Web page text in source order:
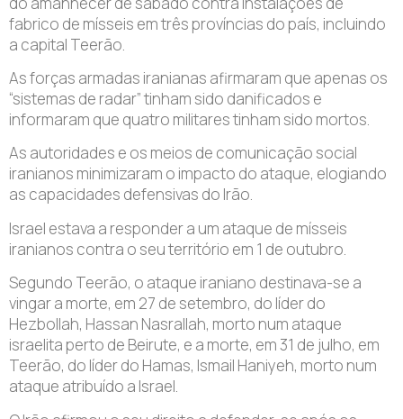
fabrico de mísseis em três províncias do país, incluindo
a capital Teerão.
As forças armadas iranianas afirmaram que apenas os
“sistemas de radar” tinham sido danificados e
informaram que quatro militares tinham sido mortos.
As autoridades e os meios de comunicação social
iranianos minimizaram o impacto do ataque, elogiando
as capacidades defensivas do Irão.
Israel estava a responder a um ataque de mísseis
iranianos contra o seu território em 1 de outubro.
Segundo Teerão, o ataque iraniano destinava-se a
vingar a morte, em 27 de setembro, do líder do
Hezbollah, Hassan Nasrallah, morto num ataque
israelita perto de Beirute, e a morte, em 31 de julho, em
Teerão, do líder do Hamas, Ismail Haniyeh, morto num
ataque atribuído a Israel.